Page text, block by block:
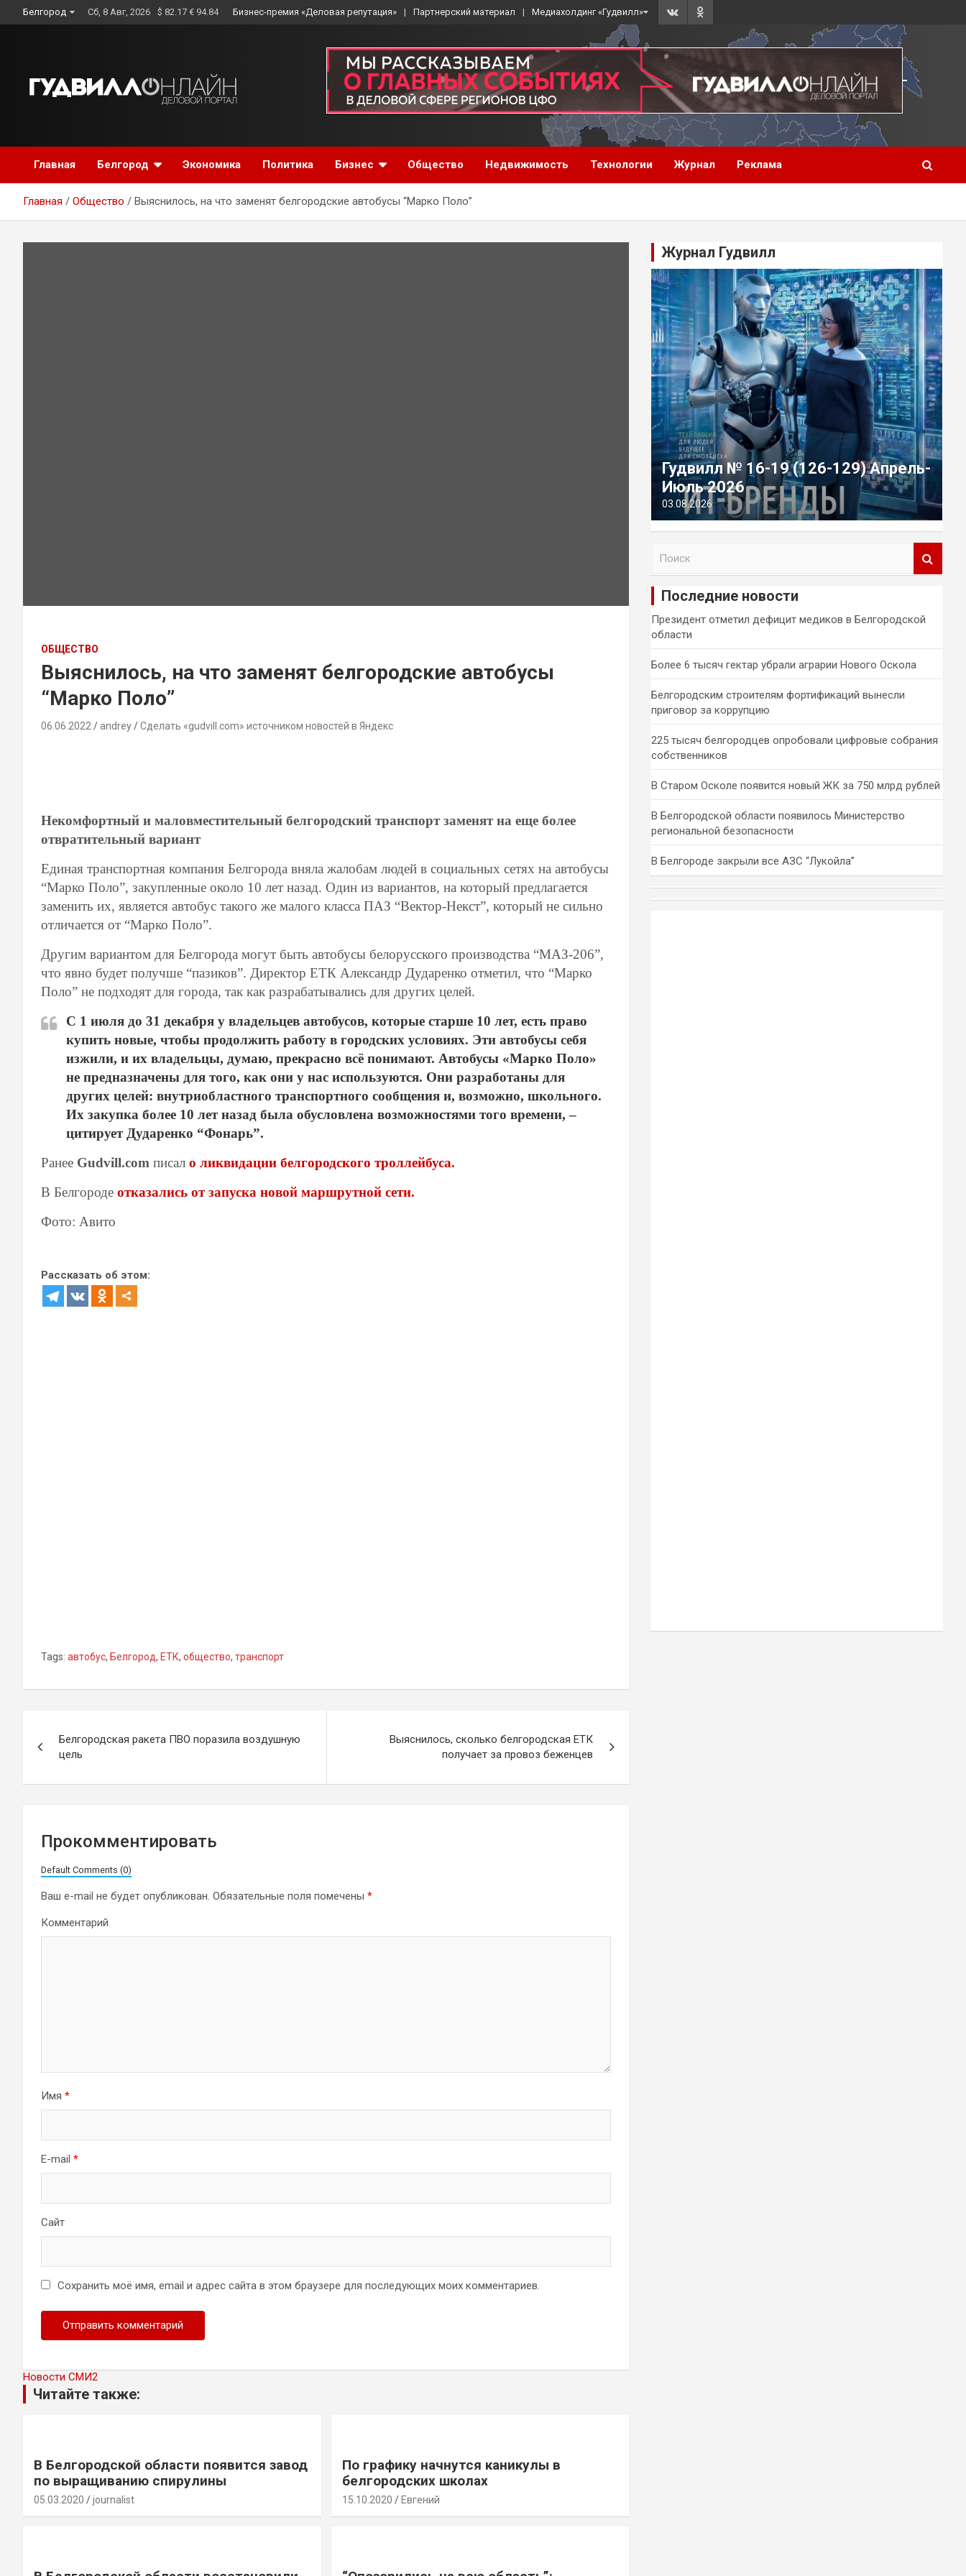
to
Белгород Сб, 8 Авг, 2026 $ 82.17 € 94.84 Бизнес-премия «Деловая репутация» Партнерский материал Медиахолдинг «Гудвилл»
Главная Белгород Экономика Политика Бизнес Общество Недвижимость Технологии Журнал Реклама
Главная Общество Выяснилось, на что заменят белгородские автобусы “Марко Поло”
ОБЩЕСТВО
Выяснилось, на что заменят белгородские автобусы
“Марко Поло”
06.06.2022 andrey Сделать «gudvill.com» источником новостей в Яндекс
Некомфортный и маловместительный белгородский транспорт заменят на еще более
отвратительный вариант
Единая транспортная компания Белгорода вняла жалобам людей в социальных сетях на автобусы
“Марко Поло”, закупленные около 10 лет назад. Один из вариантов, на который предлагается
заменить их, является автобус такого же малого класса ПАЗ “Вектор-Некст”, который не сильно
отличается от “Марко Поло”.
Другим вариантом для Белгорода могут быть автобусы белорусского производства “МАЗ-206”,
что явно будет получше “пазиков”. Директор ЕТК Александр Дударенко отметил, что “Марко
Поло” не подходят для города, так как разрабатывались для других целей.
С 1 июля до 31 декабря у владельцев автобусов, которые старше 10 лет, есть право
купить новые, чтобы продолжить работу в городских условиях. Эти автобусы себя
изжили, и их владельцы, думаю, прекрасно всё понимают. Автобусы «Марко Поло»
не предназначены для того, как они у нас используются. Они разработаны для
других целей: внутриобластного транспортного сообщения и, возможно, школьного.
Их закупка более 10 лет назад была обусловлена возможностями того времени, –
цитирует Дударенко “Фонарь”.
Ранее Gudvill.com писал о ликвидации белгородского троллейбуса.
В Белгороде отказались от запуска новой маршрутной сети.
Фото: Авито
Рассказать об этом:
Tags: автобус, Белгород, ЕТК, общество, транспорт
по
записям
Белгородская ракета ПВО поразила воздушную
цель
Выяснилось, сколько белгородская ЕТК
получает за провоз беженцев
Прокомментировать
Default Comments (0)
Ваш e-mail не будет опубликован. Обязательные поля помечены *
Комментарий
Имя *
E-mail *
Сайт
Сохранить моё имя, email и адрес сайта в этом браузере для последующих моих комментариев.
Новости СМИ2
Читайте также:
В Белгородской области появится завод
по выращиванию спирулины
05.03.2020 journalist
По графику начнутся каникулы в
белгородских школах
15.10.2020 Евгений
Журнал Гудвилл
Гудвилл № 16-19 (126-129) Апрель-
Июль 2026
03.08.2026
и
Последние новости
Президент отметил дефицит медиков в Белгородской
области
Более 6 тысяч гектар убрали аграрии Нового Оскола
Белгородским строителям фортификаций вынесли
приговор за коррупцию
225 тысяч белгородцев опробовали цифровые собрания
собственников
В Старом Осколе появится новый ЖК за 750 млрд рублей
В Белгородской области появилось Министерство
региональной безопасности
В Белгороде закрыли все АЗС “Лукойла”